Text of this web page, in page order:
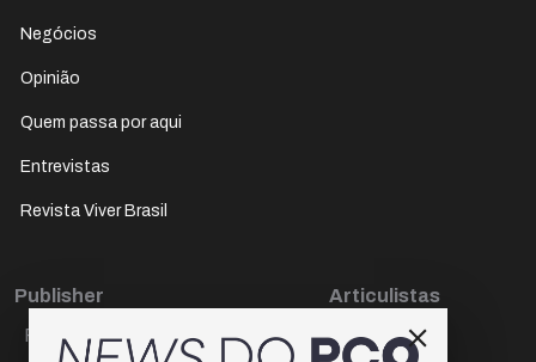
Negócios
Opinião
Quem passa por aqui
Entrevistas
Revista Viver Brasil
Publisher
Paulo Cesar de Oliveira
Articulistas
Décio Freire